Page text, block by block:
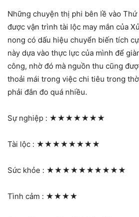
Những chuyện thị phi bên lề vào Thứ
được vận trình tài lộc may mắn của
nong có dấu hiệu chuyển biến tích
này dựa vào thực lực của mình để
công, nhờ đó mà nguồn thu cũng
thoải mái trong việc chi tiêu trong
phải đắn đo quá nhiều.
Sự nghiệp : ★★★★★★★
Tài lộc : ★★★★★★★★
Sức khỏe : ★★★★★★★★★★
Tình cảm : ★★★★